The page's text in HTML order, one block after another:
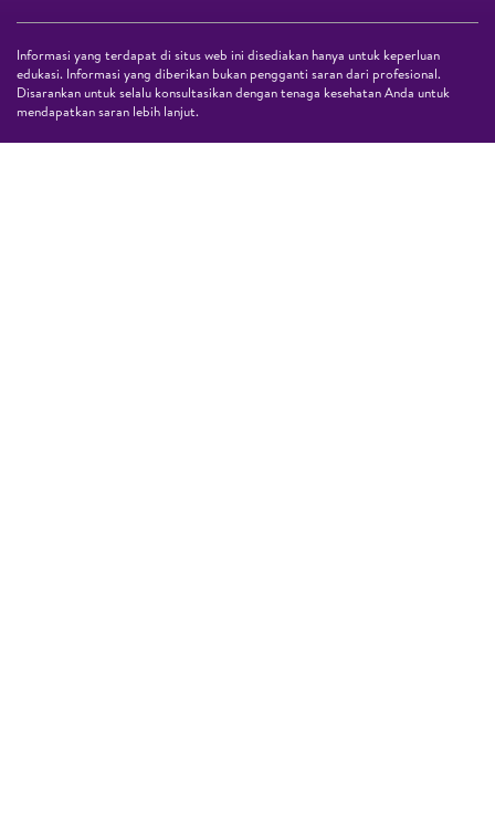
Informasi yang terdapat di situs web ini disediakan hanya untuk keperluan
edukasi. Informasi yang diberikan bukan pengganti saran dari profesional.
Disarankan untuk selalu konsultasikan dengan tenaga kesehatan Anda untuk
mendapatkan saran lebih lanjut.